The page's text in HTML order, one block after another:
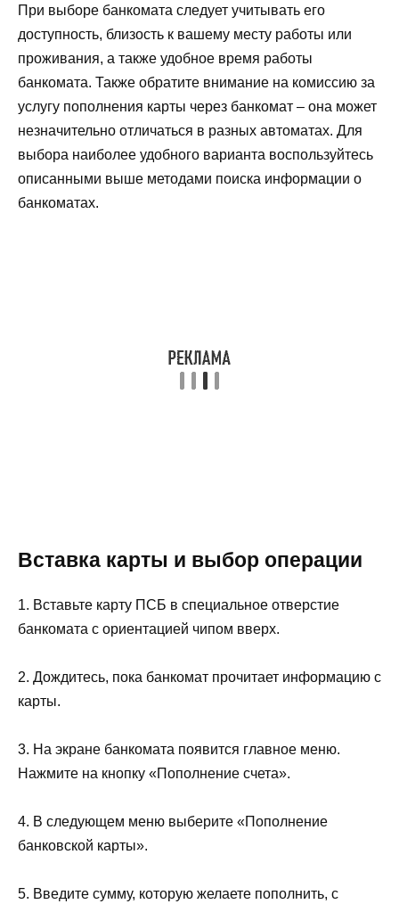
При выборе банкомата следует учитывать его
доступность, близость к вашему месту работы или
проживания, а также удобное время работы
банкомата. Также обратите внимание на комиссию за
услугу пополнения карты через банкомат – она может
незначительно отличаться в разных автоматах. Для
выбора наиболее удобного варианта воспользуйтесь
описанными выше методами поиска информации о
банкоматах.
Вставка карты и выбор операции
1. Вставьте карту ПСБ в специальное отверстие
банкомата с ориентацией чипом вверх.
2. Дождитесь, пока банкомат прочитает информацию с
карты.
3. На экране банкомата появится главное меню.
Нажмите на кнопку «Пополнение счета».
4. В следующем меню выберите «Пополнение
банковской карты».
5. Введите сумму, которую желаете пополнить, с